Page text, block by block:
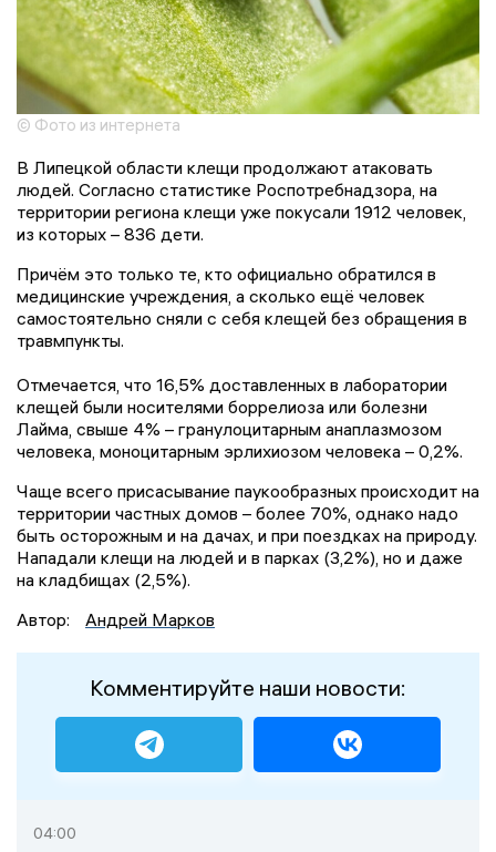
© Фото из интернета
В Липецкой области клещи продолжают атаковать
людей. Согласно статистике Роспотребнадзора, на
территории региона клещи уже покусали 1912 человек,
из которых – 836 дети.
Причём это только те, кто официально обратился в
медицинские учреждения, а сколько ещё человек
самостоятельно сняли с себя клещей без обращения в
травмпункты.
Отмечается, что 16,5% доставленных в лаборатории
клещей были носителями боррелиоза или болезни
Лайма, свыше 4% – гранулоцитарным анаплазмозом
человека, моноцитарным эрлихиозом человека – 0,2%.
Чаще всего присасывание паукообразных происходит на
территории частных домов – более 70%, однако надо
быть осторожным и на дачах, и при поездках на природу.
Нападали клещи на людей и в парках (3,2%), но и даже
на кладбищах (2,5%).
Автор:
Андрей Марков
Комментируйте наши новости:
04:00